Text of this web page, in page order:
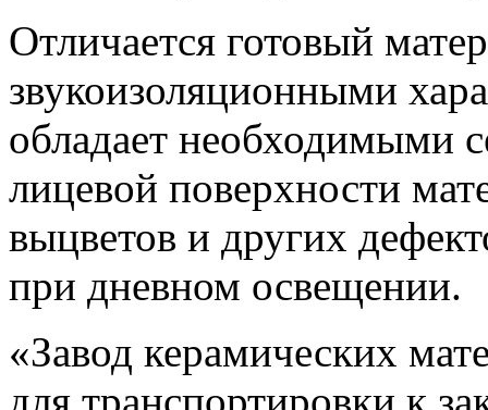
Отличается готовый
звукоизоляционными
обладает необходимыми
лицевой поверхности
выцветов и других
при дневном освещении.
«Завод керамических